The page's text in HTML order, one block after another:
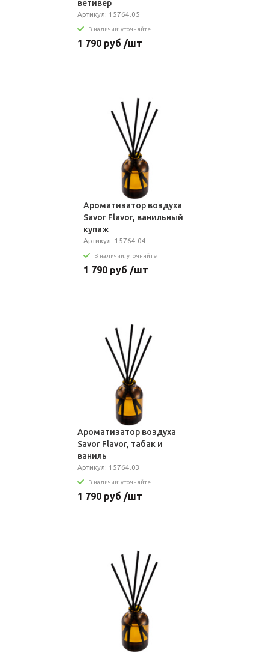
ветивер
Артикул: 15764.05
В наличии: уточняйте
1 790 руб /шт
Ароматизатор воздуха
Savor Flavor, ванильный
купаж
Артикул: 15764.04
В наличии: уточняйте
1 790 руб /шт
Ароматизатор воздуха
Savor Flavor, табак и
ваниль
Артикул: 15764.03
В наличии: уточняйте
1 790 руб /шт